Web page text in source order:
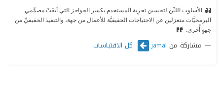
الأسلوب الليِّن لتحسين تجرِبة المستخدم يكسر الحواجز التي أبقَتْ مصمِّمي
البرمجيَّات منعزلين عن الاحتياجات الحقيقيَّة للأعمال من جهة، والتنفيذ الحقيقيِّ من
جهةٍ أُخرى.
مشاركة من jamal كل الاقتباسات